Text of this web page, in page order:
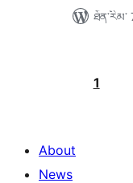
ཐོན་རིམ་
1
About
News